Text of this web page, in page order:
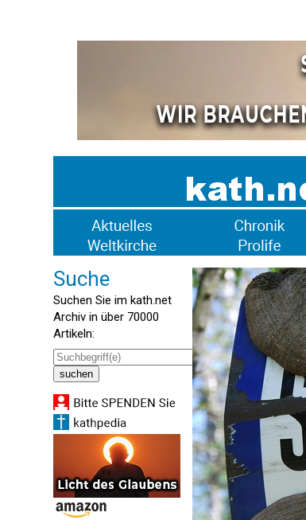
Suche
Suchen Sie im kath.net
Archiv in über 70000
Artikeln: